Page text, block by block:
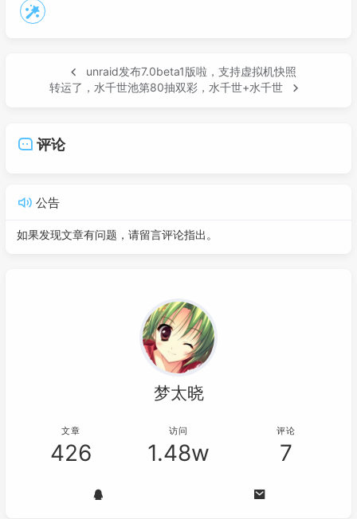
unraid发布7.0beta1版啦，支持虚拟机快照
转运了，水千世池第80抽双彩，水千世+水千世
评论
公告
如果发现文章有问题，请留言评论指出。
梦太晓
文章
426
访问
1.48w
评论
7